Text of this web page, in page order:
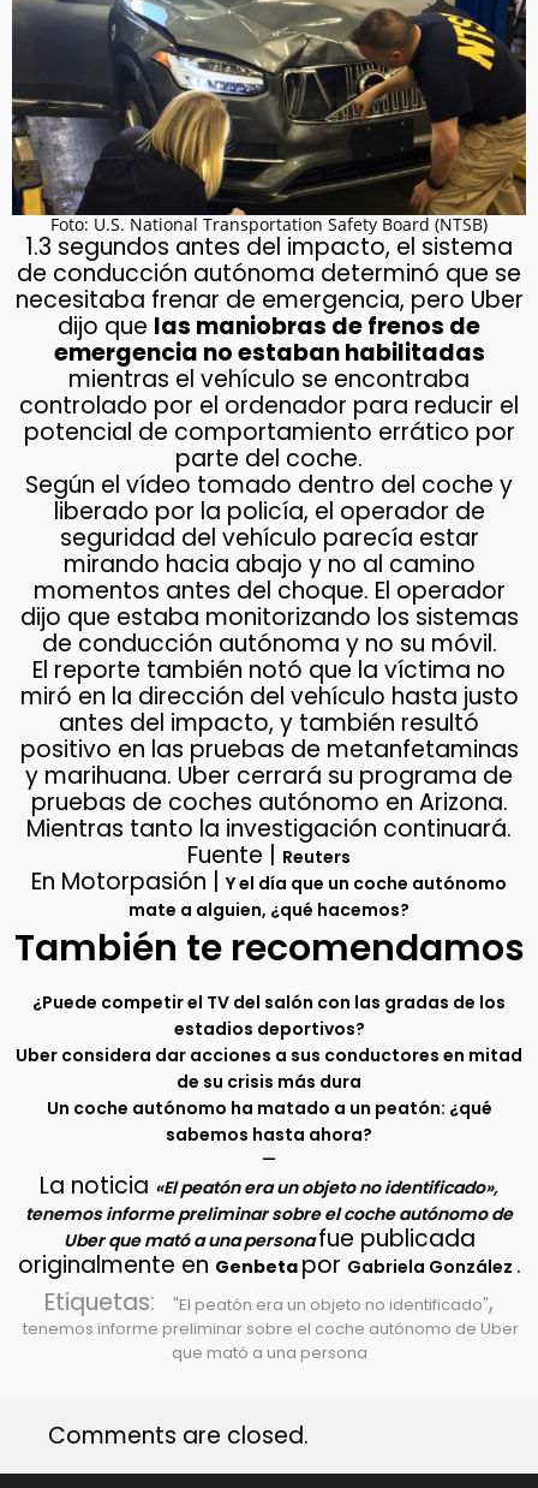
Foto: U.S. National Transportation Safety Board (NTSB)
1.3 segundos antes del impacto, el sistema
de conducción autónoma determinó que se
necesitaba frenar de emergencia, pero Uber
dijo que las maniobras de frenos de
emergencia no estaban habilitadas
mientras el vehículo se encontraba
controlado por el ordenador para reducir el
potencial de comportamiento errático por
parte del coche.
Según el vídeo tomado dentro del coche y
liberado por la policía, el operador de
seguridad del vehículo parecía estar
mirando hacia abajo y no al camino
momentos antes del choque. El operador
dijo que estaba monitorizando los sistemas
de conducción autónoma y no su móvil.
El reporte también notó que la víctima no
miró en la dirección del vehículo hasta justo
antes del impacto, y también resultó
positivo en las pruebas de metanfetaminas
y marihuana. Uber cerrará su programa de
pruebas de coches autónomo en Arizona.
Mientras tanto la investigación continuará.
Fuente |
Reuters
En Motorpasión |Y el día que un coche autónomo
mate a alguien, ¿qué hacemos?
También te recomendamos
¿Puede competir el TV del salón con las gradas de los
estadios deportivos?
Uber considera dar acciones a sus conductores en mitad
de su crisis más dura
Un coche autónomo ha matado a un peatón: ¿qué
sabemos hasta ahora?
–
La noticia «El peatón era un objeto no identificado»,
tenemos informe preliminar sobre el coche autónomo de
Uber que mató a una personafue publicada
originalmente en Genbeta por Gabriela González .
Etiquetas:
"El peatón era un objeto no identificado",
tenemos informe preliminar sobre el coche autónomo de Uber
que mató a una persona
Comments are closed.